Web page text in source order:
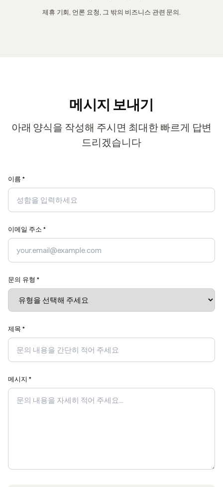
제휴 기회, 언론 요청, 그 밖의 비즈니스 관련 문의.
메시지 보내기
아래 양식을 작성해 주시면 최대한 빠르게 답변
드리겠습니다
이름 *
이메일 주소 *
문의 유형 *
제목 *
메시지 *